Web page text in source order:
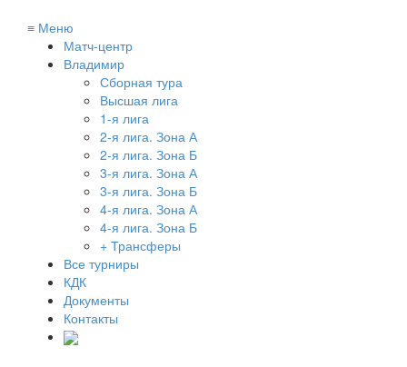
≡ Меню
Матч-центр
Владимир
Сборная тура
Высшая лига
1-я лига
2-я лига. Зона А
2-я лига. Зона Б
3-я лига. Зона А
3-я лига. Зона Б
4-я лига. Зона А
4-я лига. Зона Б
+ Трансферы
Все турниры
КДК
Документы
Контакты